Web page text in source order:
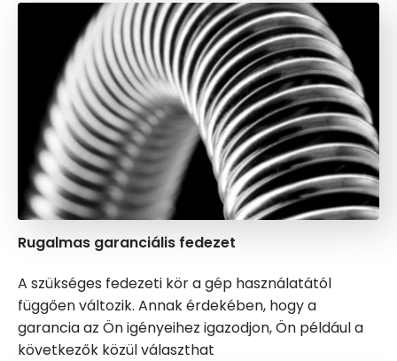
Rugalmas garanciális fedezet
A szükséges fedezeti kör a gép használatától
függően változik. Annak érdekében, hogy a
garancia az Ön igényeihez igazodjon, Ön például a
következők közül választhat